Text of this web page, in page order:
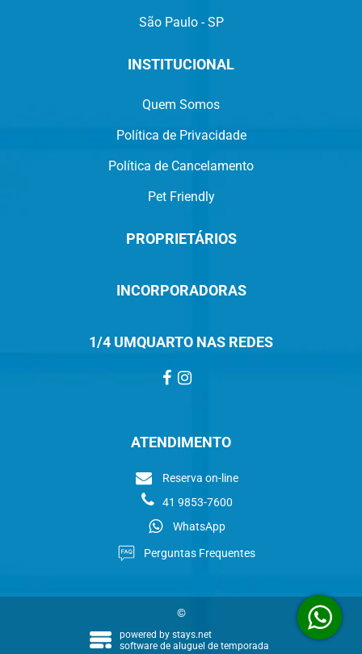
São Paulo - SP
INSTITUCIONAL
Quem Somos
Política de Privacidade
Política de Cancelamento
Pet Friendly
PROPRIETÁRIOS
INCORPORADORAS
1/4 UMQUARTO NAS REDES
ATENDIMENTO
Reserva on-line
41 9853-7600
WhatsApp
Perguntas Frequentes
©
powered by stays.net
software de aluguel de temporada